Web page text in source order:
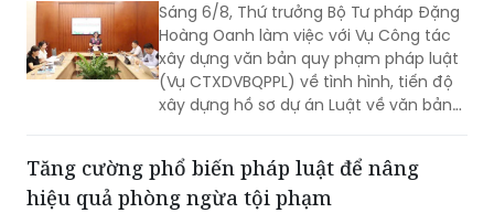
Sáng 6/8, Thứ trưởng Bộ Tư pháp Đặng
Hoàng Oanh làm việc với Vụ Công tác
xây dựng văn bản quy phạm pháp luật
(Vụ CTXDVBQPPL) về tình hình, tiến độ
xây dựng hồ sơ dự án Luật về văn bản
Tăng cường phổ biến pháp luật để nâng
hiệu quả phòng ngừa tội phạm